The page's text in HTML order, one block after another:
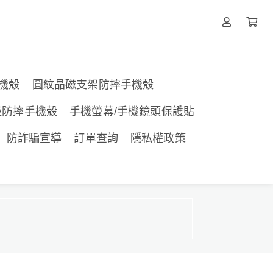
殼 圓紋晶磁支架防摔手機殼
摔手機殼 手機螢幕/手機鏡頭保護貼
防詐騙宣導 訂單查詢 隱私權政策